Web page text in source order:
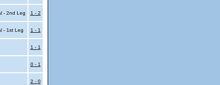
- 2nd Leg 1 - 2
- 1st Leg 1 - 1
1 - 1
0 - 1
2 - 0